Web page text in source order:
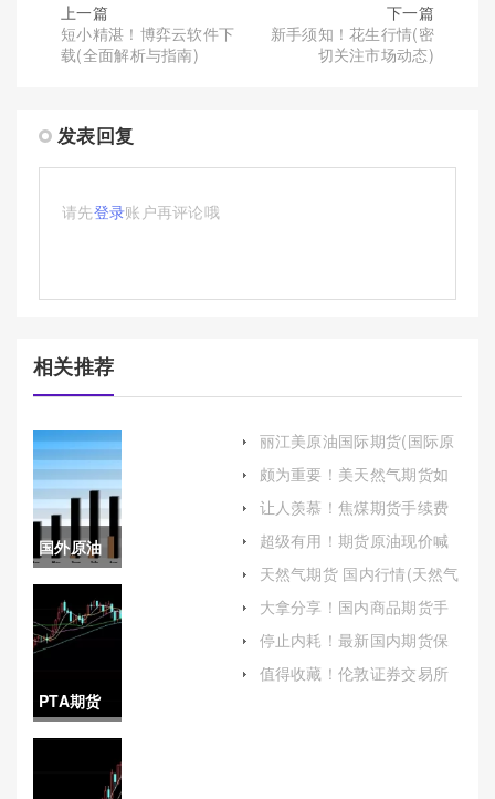
上一篇
短小精湛！博弈云软件下
载(全面解析与指南)
下一篇
新手须知！花生行情(密
切关注市场动态)
发表回复
请先登录账户再评论哦
相关推荐
国外原油
进口(国外
原油进口
谁)
PTA期货
2021年行
丽江美原油国际期货(国际原
油期货走势图)
颇为重要！美天然气期货如
何开户（为投资者提供了对
冲风险和投机获利的机会）
让人羡慕！焦煤期货手续费
（结合自身的投资策略和风
险承受能力做出合理的决
策）
超级有用！期货原油现价喊
单(市场洞察与风险评估)
天然气期货 国内行情(天然气
期货国内行情走势)
大拿分享！国内商品期货手
续费(国内商品期货手续费一
览表)
停止内耗！最新国内期货保
证金（帮助投资者更好地理
解和应用保证金制度）
值得收藏！伦敦证券交易所